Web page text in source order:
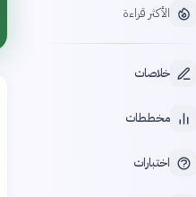
الأكثر قراءة
خلاصات
مخططات
اختبارات